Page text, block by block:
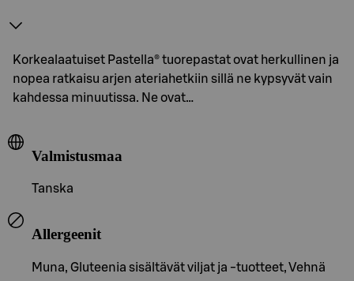
Korkealaatuiset Pastella® tuorepastat ovat herkullinen ja
nopea ratkaisu arjen ateriahetkiin sillä ne kypsyvät vain
kahdessa minuutissa. Ne ovat…
Valmistusmaa
Tanska
Allergeenit
Muna, Gluteenia sisältävät viljat ja -tuotteet, Vehnä